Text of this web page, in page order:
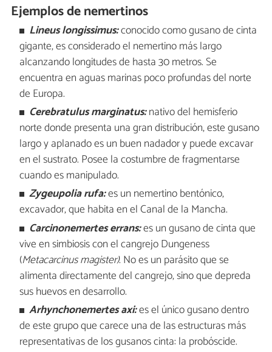
Ejemplos de nemertinos
Lineus longissimus:conocido como gusano de cinta
gigante, es considerado el nemertino más largo
alcanzando longitudes de hasta 30 metros. Se
encuentra en aguas marinas poco profundas del norte
de Europa.
Cerebratulus marginatus:nativo del hemisferio
norte donde presenta una gran distribución, este gusano
largo y aplanado es un buen nadador y puede excavar
en el sustrato. Posee la costumbre de fragmentarse
cuando es manipulado.
Zygeupolia rufa:es un nemertino bentónico,
excavador, que habita en el Canal de la Mancha.
Carcinonemertes errans:es un gusano de cinta que
vive en simbiosis con el cangrejo Dungeness
(Metacarcinus magister). No es un parásito que se
alimenta directamente del cangrejo, sino que depreda
sus huevos en desarrollo.
Arhynchonemertes axi:es el único gusano dentro
de este grupo que carece una de las estructuras más
representativas de los gusanos cinta: la probóscide.